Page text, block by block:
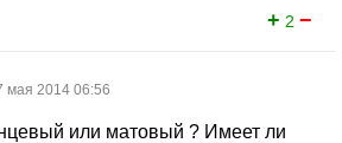
+ 2 −
мая 2014 06:56
или матовый ? Имеет ли